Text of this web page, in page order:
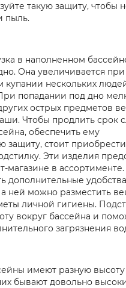
такую защиту, чтобы
пыль.
в наполненном
Она увеличивается при
нескольких
попадании под дно
острых предметов
Чтобы продлить срок
обеспечить ему
защиту, стоит приобрести
Эти изделия
магазине в
дополнительные
ней можно разместить
личной гигиены.
вокруг бассейна и
загрязнения
имеют разную высоту
бывают довольно